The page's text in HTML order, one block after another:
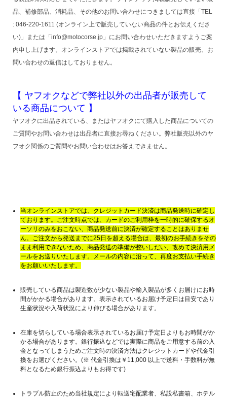
品、補修部品、消耗品、その他のお問い合わせにつきましては直接「TEL
: 046-220-1611 (オンライン上で販売していない商品の件とお伝えくださ
い)」または「info@motocorse.jp」にお問い合わせいただきますようご案
内申し上げます。オンラインストアでは掲載されていない製品の販売、お
問い合わせの返信はしておりません。
【 ヤフオクなどで弊社以外の出品者が販売して
いる商品について 】
ヤフオクに出品されている、またはヤフオクにて購入した商品についての
ご質問やお問い合わせは出品者に直接お尋ねください。弊社販売以外のヤ
フオク関係のご質問やお問い合わせはお答えできません。
当オンラインストアでは、クレジットカード決済は商品発送時に確定し
ております。ご注文時点では、カードのご利用枠を一時的に確保するオ
ーソリのみをおこない、商品発送前に決済が確定することはありませ
ん。ご注文から発送までに25日を超える場合は、最初のお手続きをその
まま利用できないため、商品発送の準備が整いしだい、改めて決済用メ
ールをお送りいたします。メールの内容に沿って、再度お支払い手続き
をお願いいたします。
販売している商品は製造数が少ない製品や輸入製品が多くお届けにお時
間がかかる場合があります。表示されているお届け予定日は目安であり
生産状況や入荷状況により伸びる場合があります。
在庫を切らしている場合表示されているお届け予定日よりもお時間がか
かる場合があります。銀行振込などでは実際に商品をご用意する前の入
金となってしまうためご注文時の決済方法はクレジットカードや代金引
換をお選びください。(※ 代金引換は￥11,000 以上で送料・手数料が無
料となるため銀行振込よりもお得です)
トラブル防止のため当社規定により転送宅配業者、私設私書箱、ホテル